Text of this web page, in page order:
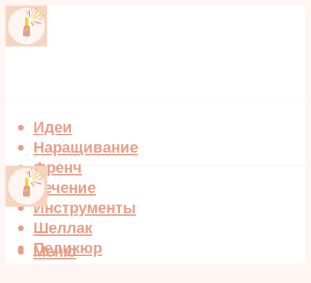
Идеи
Наращивание
Френч
Лечение
Инструменты
Шеллак
Педикюр
Меню